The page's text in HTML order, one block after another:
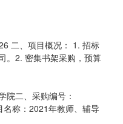
二、项目概况： 1. 招标
。2. 密集书架采购，预算
院二、采购编号：
称：2021年教师、辅导